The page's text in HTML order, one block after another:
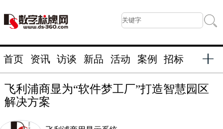
首页 资讯 访谈 新品 活动 案例 招标
飞利浦商显为“软件梦工厂”打造智慧园区
解决方案